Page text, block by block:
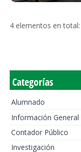
4 elementos en total:
Categorías
Alumnado
Información General
Contador Público
Investigación